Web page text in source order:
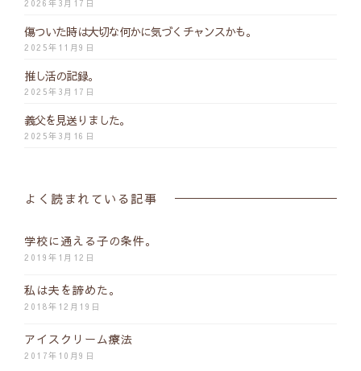
2026年3月17日
傷ついた時は大切な何かに気づくチャンスかも。
2025年11月9日
推し活の記録。
2025年3月17日
義父を見送りました。
2025年3月16日
よく読まれている記事
学校に通える子の条件。
2019年1月12日
私は夫を諦めた。
2018年12月19日
アイスクリーム療法
2017年10月9日